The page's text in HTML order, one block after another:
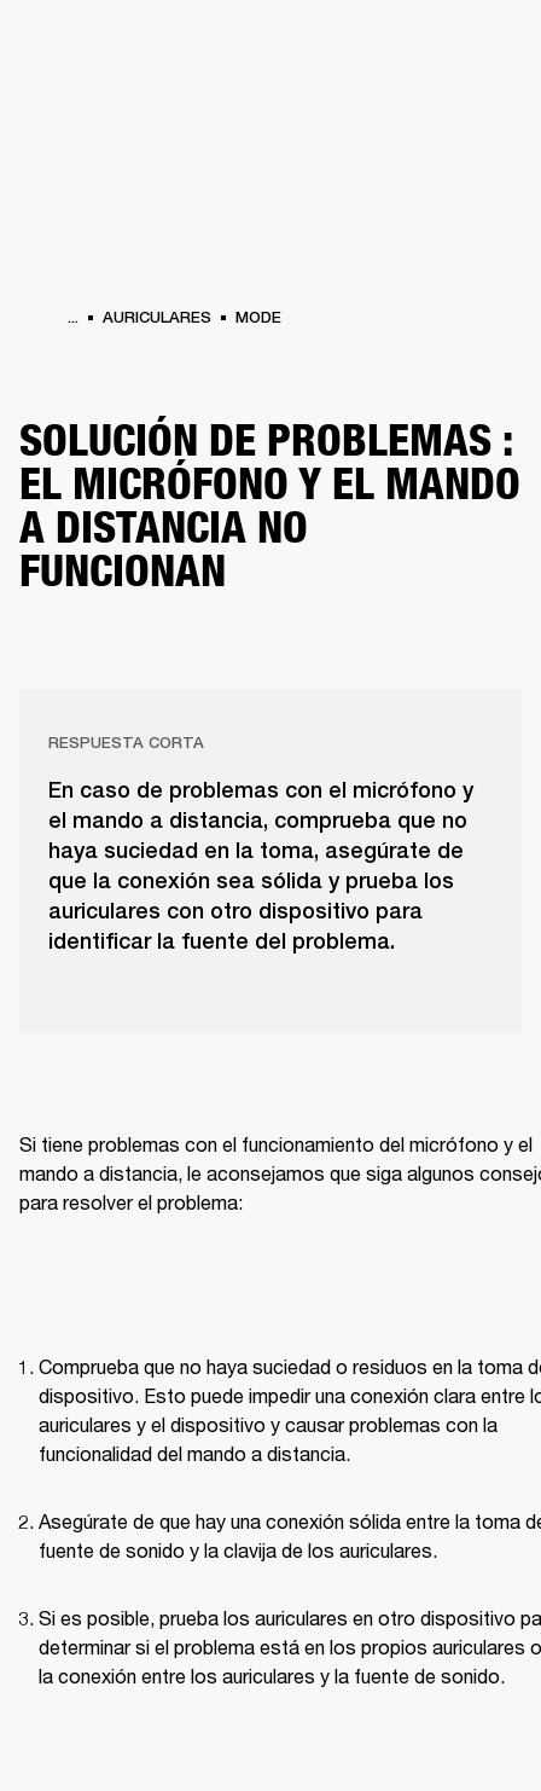
... AURICULARES MODE
SOLUCIÓN DE PROBLEMAS :
EL MICRÓFONO Y EL MANDO
A DISTANCIA NO
FUNCIONAN
RESPUESTA CORTA
En caso de problemas con el micrófono y
el mando a distancia, comprueba que no
haya suciedad en la toma, asegúrate de
que la conexión sea sólida y prueba los
auriculares con otro dispositivo para
identificar la fuente del problema.
Si tiene problemas con el funcionamiento del micrófono y el
mando a distancia, le aconsejamos que siga algunos
para resolver el problema:
Comprueba que no haya suciedad o residuos en la toma
dispositivo. Esto puede impedir una conexión clara entre
auriculares y el dispositivo y causar problemas con la
funcionalidad del mando a distancia.
Asegúrate de que hay una conexión sólida entre la toma
fuente de sonido y la clavija de los auriculares.
Si es posible, prueba los auriculares en otro dispositivo
determinar si el problema está en los propios auriculares
la conexión entre los auriculares y la fuente de sonido.